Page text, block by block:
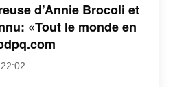
d’Annie Brocoli et
«Tout le monde en